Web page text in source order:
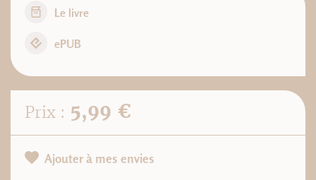
Le livre
ePUB
Prix : 5,99 €
Ajouter à mes envies